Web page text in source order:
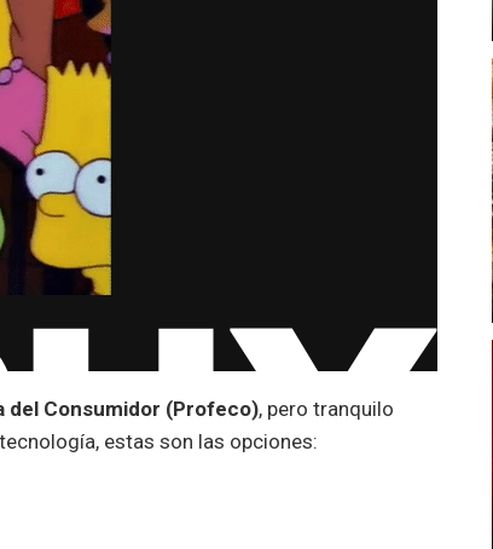
del Consumidor (Profeco), pero tranquilo
estas son las opciones: